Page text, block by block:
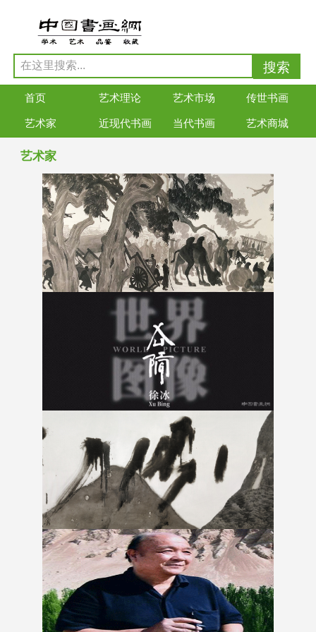
首页 艺术理论 艺术市场 传世书画
艺术家 近现代书画 当代书画 艺术商城
艺术家